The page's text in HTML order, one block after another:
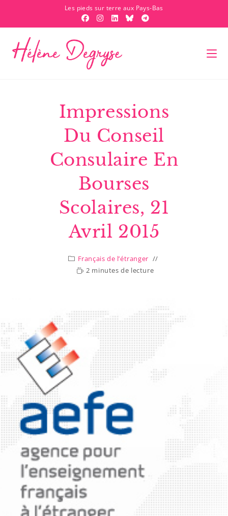
Les pieds sur terre aux Pays-Bas
Impressions
Du Conseil
Consulaire En
Bourses
Scolaires, 21
Avril 2015
Français de l’étranger
2 minutes de lecture